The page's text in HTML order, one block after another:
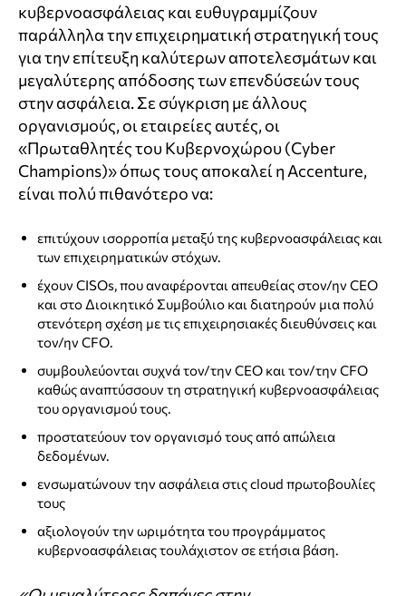
κυβερνοασφάλειας και ευθυγραμμίζουν
παράλληλα την επιχειρηματική στρατηγική τους
για την επίτευξη καλύτερων αποτελεσμάτων και
μεγαλύτερης απόδοσης των επενδύσεών τους
στην ασφάλεια. Σε σύγκριση με άλλους
οργανισμούς, οι εταιρείες αυτές, οι
«Πρωταθλητές του Κυβερνοχώρου (Cyber
Champions)» όπως τους αποκαλεί η Accenture,
είναι πολύ πιθανότερο να:
επιτύχουν ισορροπία μεταξύ της κυβερνοασφάλειας και
των επιχειρηματικών στόχων.
έχουν CISOs, που αναφέρονται απευθείας στον/ην CEO
και στο Διοικητικό Συμβούλιο και διατηρούν μια πολύ
στενότερη σχέση με τις επιχειρησιακές διευθύνσεις και
τον/ην CFO.
συμβουλεύονται συχνά τον/την CEO και τον/την CFO
καθώς αναπτύσσουν τη στρατηγική κυβερνοασφάλειας
του οργανισμού τους.
προστατεύουν τον οργανισμό τους από απώλεια
δεδομένων.
ενσωματώνουν την ασφάλεια στις cloud πρωτοβουλίες
τους
αξιολογούν την ωριμότητα του προγράμματος
κυβερνοασφάλειας τουλάχιστον σε ετήσια βάση.